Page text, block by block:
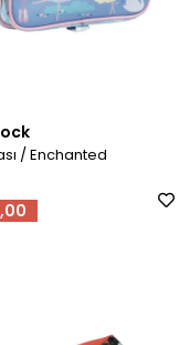
/ Enchanted